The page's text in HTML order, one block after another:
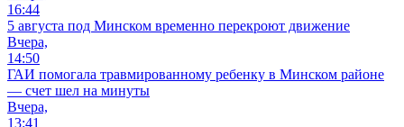
16:44
5 августа под Минском временно перекроют движение
Вчера,
14:50
ГАИ помогала травмированному ребенку в Минском районе
— счет шел на минуты
Вчера,
13:41